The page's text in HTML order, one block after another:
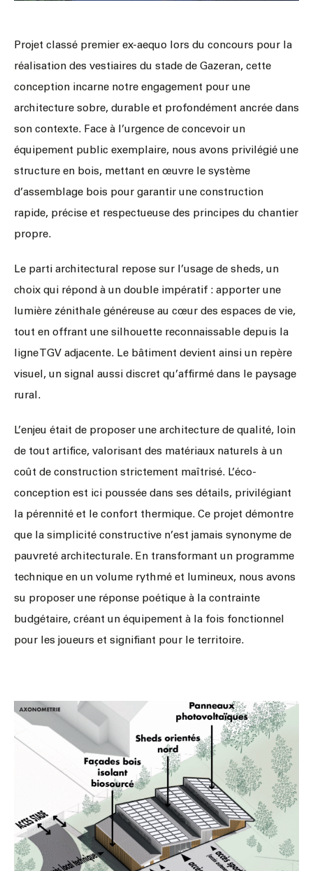
Projet classé premier ex-aequo lors du concours pour la
réalisation des vestiaires du stade de Gazeran, cette
conception incarne notre engagement pour une
architecture sobre, durable et profondément ancrée dans
son contexte. Face à l’urgence de concevoir un
équipement public exemplaire, nous avons privilégié une
structure en bois, mettant en œuvre le système
d’assemblage bois pour garantir une construction
rapide, précise et respectueuse des principes du chantier
propre.
Le parti architectural repose sur l’usage de sheds, un
choix qui répond à un double impératif : apporter une
lumière zénithale généreuse au cœur des espaces de vie,
tout en offrant une silhouette reconnaissable depuis la
ligne TGV adjacente. Le bâtiment devient ainsi un repère
visuel, un signal aussi discret qu’affirmé dans le paysage
rural.
L’enjeu était de proposer une architecture de qualité, loin
de tout artifice, valorisant des matériaux naturels à un
coût de construction strictement maîtrisé. L’éco-
conception est ici poussée dans ses détails, privilégiant
la pérennité et le confort thermique. Ce projet démontre
que la simplicité constructive n’est jamais synonyme de
pauvreté architecturale. En transformant un programme
technique en un volume rythmé et lumineux, nous avons
su proposer une réponse poétique à la contrainte
budgétaire, créant un équipement à la fois fonctionnel
pour les joueurs et signifiant pour le territoire.